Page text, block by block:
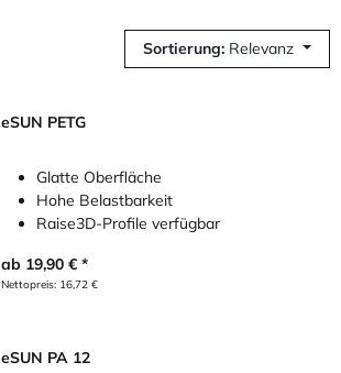
Sortierung: Relevanz
eSUN PETG
Glatte Oberfläche
Hohe Belastbarkeit
Raise3D-Profile verfügbar
ab 19,90 €
Nettopreis: 16,72 €
eSUN PA 12